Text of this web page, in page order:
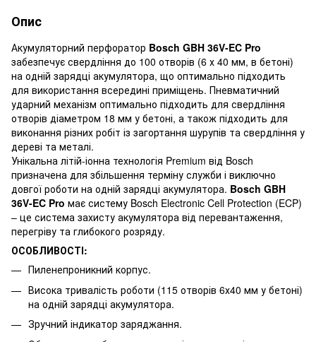
Опис
Акумуляторний перфоратор Bosch GBH 36V-EC Pro
забезпечує свердління до 100 отворів (6 х 40 мм, в бетоні)
на одній зарядці акумулятора, що оптимально підходить
для використання всередині приміщень. Пневматичний
ударний механізм оптимально підходить для свердління
отворів діаметром 18 мм у бетоні, а також підходить для
виконання різних робіт із загортання шурупів та свердління у
дереві та металі.
Унікальна літій-іонна технологія Premium від Bosch
призначена для збільшення терміну служби і виключно
довгої роботи на одній зарядці акумулятора. Bosch GBH
36V-EC Pro має систему Bosch Electronic Cell Protection (ECP)
– це система захисту акумулятора від перевантаження,
перегріву та глибокого розряду.
ОСОБЛИВОСТІ:
Пиленепроникний корпус.
Висока тривалість роботи (115 отворів 6х40 мм у бетоні)
на одній зарядці акумулятора.
Зручний індикатор заряджання.